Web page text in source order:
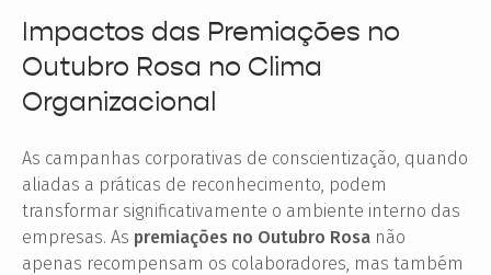
Impactos das Premiações no
Outubro Rosa no Clima
Organizacional
As campanhas corporativas de conscientização, quando
aliadas a práticas de reconhecimento, podem
transformar significativamente o ambiente interno das
empresas. As premiações no Outubro Rosa não
apenas recompensam os colaboradores, mas também